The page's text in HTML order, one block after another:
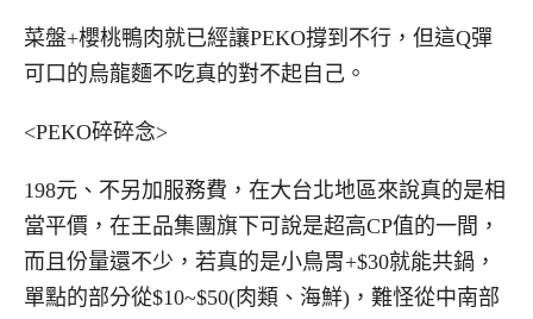
菜盤+櫻桃鴨肉就已經讓PEKO撐到不行，但這Q彈
可口的烏龍麵不吃真的對不起自己。
<PEKO碎碎念>
198元、不另加服務費，在大台北地區來說真的是相
當平價，在王品集團旗下可說是超高CP值的一間，
而且份量還不少，若真的是小鳥胃+$30就能共鍋，
單點的部分從$10~$50(肉類、海鮮)，難怪從中南部